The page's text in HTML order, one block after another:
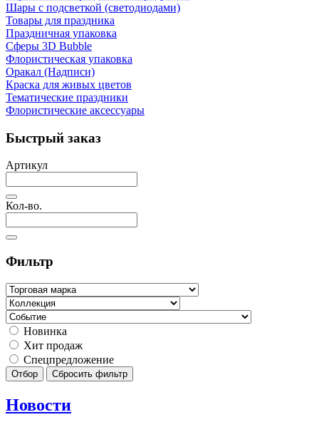
Шары с подсветкой (светодиодами)
Товары для праздника
Праздничная упаковка
Сферы 3D Bubble
Флористическая упаковка
Оракал (Надписи)
Краска для живых цветов
Тематические праздники
Флористические аксессуары
Быстрый заказ
Артикул
Кол-во.
Фильтр
Новинка
Хит продаж
Спецпредложение
Отбор Сбросить фильтр
Новости